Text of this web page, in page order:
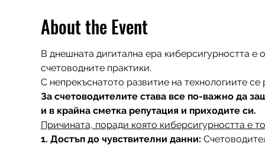
About the Event
В днешната дигитална ера киберсигурността
счетоводните практики.
С непрекъснатото развитие на технологиите
За счетоводителите става все по-важно да
и в крайна сметка репутация и приходите си.
Причината, поради която киберсигурността е
1. Достъп до чувствителни данни: